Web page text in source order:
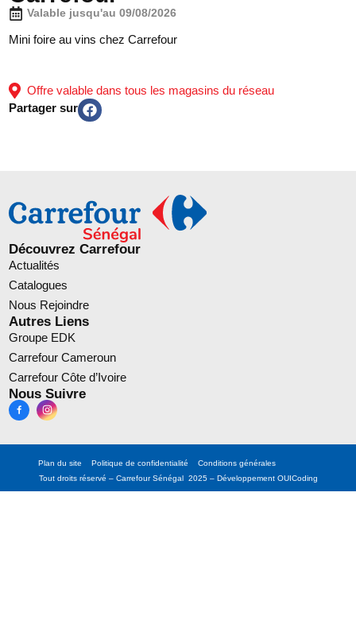
Valable jusqu'au 09/08/2026
Mini foire au vins chez Carrefour
Offre valable dans tous les magasins du réseau
Partager sur
Découvrez Carrefour
Actualités
Catalogues
Nous Rejoindre
Autres Liens
Groupe EDK
Carrefour Cameroun
Carrefour Côte d’Ivoire
Nous Suivre
Plan du site Politique de confidentialité
Conditions générales
Tout droits réservé – Carrefour Sénégal 2025 – Développement OUICoding